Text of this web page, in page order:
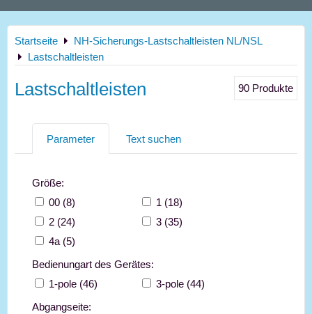
Startseite
NH-Sicherungs-Lastschaltleisten NL/NSL
Lastschaltleisten
Lastschaltleisten 90 Produkte
Parameter Text suchen
Größe:
00 (8)
1 (18)
2 (24)
3 (35)
4a (5)
Bedienungart des Gerätes:
1-pole (46)
3-pole (44)
Abgangseite: